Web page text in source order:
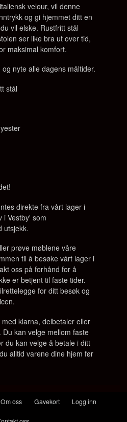
velour, vil denne
og gi hjemmet ditt en
vil elske. Rustfritt stål
ser like bra ut over tid,
maksimal komfort.
nyte alle dagens måltider.
stål
direkte fra vårt lager i
i Vestby' som
utsjekk.
prøve møblene våre
til å besøke vårt lager i
oss på forhånd for å
er betjent til faste tider.
for ditt besøk og
klarna, delbetaler eller
kan velge mellom faste
du kan velge å betale i ditt
alltid varene dine hjem før
Om oss Gavekort Logg inn